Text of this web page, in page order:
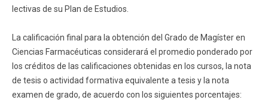
lectivas de su Plan de Estudios.
La calificación final para la obtención del Grado de Magíster en
Ciencias Farmacéuticas considerará el promedio ponderado por
los créditos de las calificaciones obtenidas en los cursos, la nota
de tesis o actividad formativa equivalente a tesis y la nota
examen de grado, de acuerdo con los siguientes porcentajes: